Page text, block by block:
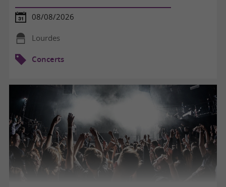
08/08/2026
Lourdes
Concerts